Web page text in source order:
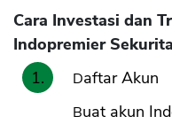
Cara Investasi dan
Indopremier
Daftar Akun
Buat akun